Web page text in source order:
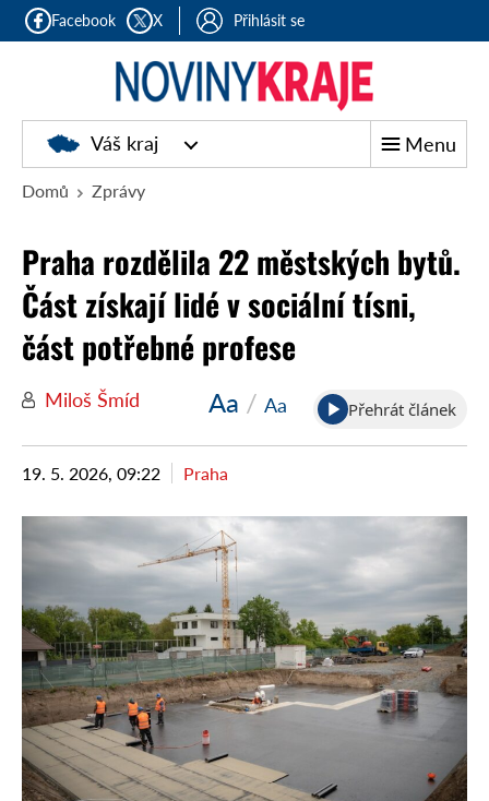
Facebook X Přihlásit se
Noviny
kraje
Váš kraj Menu
Domů Zprávy
Praha rozdělila 22 městských bytů.
Část získají lidé v sociální tísni,
část potřebné profese
Miloš Šmíd Aa / Aa Přehrát článek
19. 5. 2026, 09:22 Praha